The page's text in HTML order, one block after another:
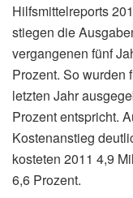
Hilfsmittelreports
stiegen die
vergangenen fünf
Prozent. So wurden
letzten Jahr
Prozent entspricht.
Kostenanstieg
kosteten 2011 4,9
6,6 Prozent.